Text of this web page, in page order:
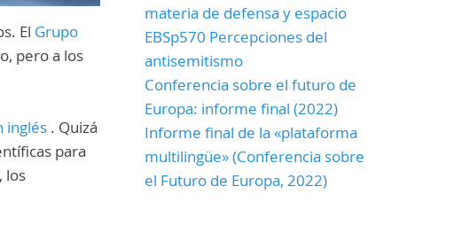
El Grupo
pero a los
inglés . Quizá
para
los
materia de defensa y espacio
EBSp570 Percepciones del
antisemitismo
Conferencia sobre el futuro de
Europa: informe final (2022)
Informe final de la «plataforma
multilingüe» (Conferencia sobre
el Futuro de Europa, 2022)